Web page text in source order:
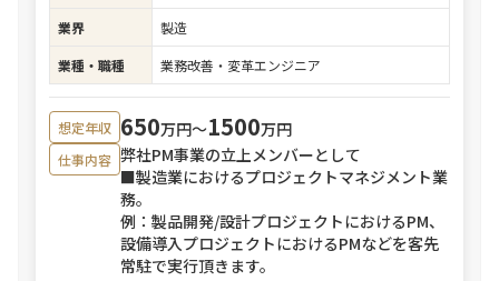
業界
製造
業種・職種
業務改善・変革エンジニア
想定年収 650万円〜1500万円
仕事内容 弊社PM事業の立上メンバーとして
■製造業におけるプロジェクトマネジメント業
務。
例：製品開発/設計プロジェクトにおけるPM、
設備導入プロジェクトにおけるPMなどを客先
常駐で実行頂きます。